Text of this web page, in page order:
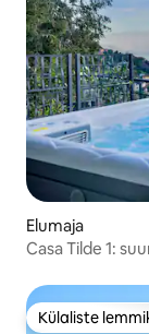
Elumaja
Casa Tilde 1:
Külaliste
Külaliste